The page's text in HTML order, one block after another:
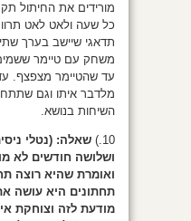
מורידים את החיתול
כל שעה ולאט לאט
תדאגי שיישב בערך
משחק עם טיימר
עד שהטיימר מצפצף.
מלדבר איתו וגם
השיחות בנושא.
10.) שאלה:
ושלושה חודשים לא
ואומרת שהיא רוצה
תחתונים היא עושה
מודעת לזה וצוחקת